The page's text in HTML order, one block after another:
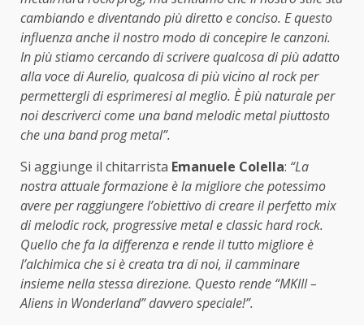
cambiando e diventando più diretto e conciso. E questo
influenza anche il nostro modo di concepire le canzoni.
In più stiamo cercando di scrivere qualcosa di più adatto
alla voce di Aurelio, qualcosa di più vicino al rock per
permettergli di esprimeresi al meglio. È più naturale per
noi descriverci come una band melodic metal piuttosto
che una band prog metal”.
Si aggiunge il chitarrista Emanuele Colella: “La
nostra attuale formazione è la migliore che potessimo
avere per raggiungere l’obiettivo di creare il perfetto mix
di melodic rock, progressive metal e classic hard rock.
Quello che fa la differenza e rende il tutto migliore è
l’alchimica che si è creata tra di noi, il camminare
insieme nella stessa direzione. Questo rende “MKIII –
Aliens in Wonderland” davvero speciale!”.